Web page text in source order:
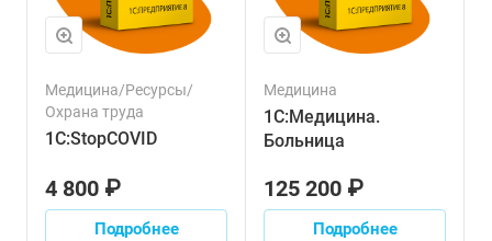
Медицина/Ресурсы/
Охрана труда
1С:StopCOVID
4 800 ₽
Подробнее
Медицина
1С:Медицина.
Больница
125 200 ₽
Подробнее